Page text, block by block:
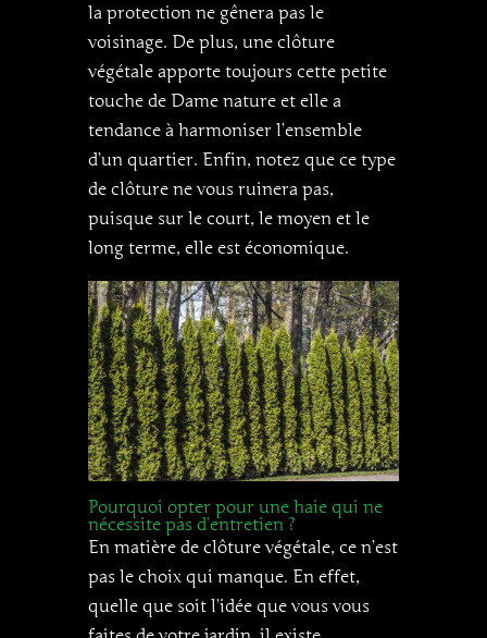
la protection ne gênera pas le
voisinage. De plus, une clôture
végétale apporte toujours cette petite
touche de Dame nature et elle a
tendance à harmoniser l’ensemble
d’un quartier. Enfin, notez que ce type
de clôture ne vous ruinera pas,
puisque sur le court, le moyen et le
long terme, elle est économique.
Pourquoi opter pour une haie qui ne
nécessite pas d’entretien ?
En matière de clôture végétale, ce n’est
pas le choix qui manque. En effet,
quelle que soit l’idée que vous vous